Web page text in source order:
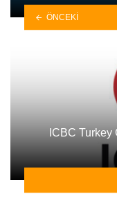
ÖNCEKI
ICBC